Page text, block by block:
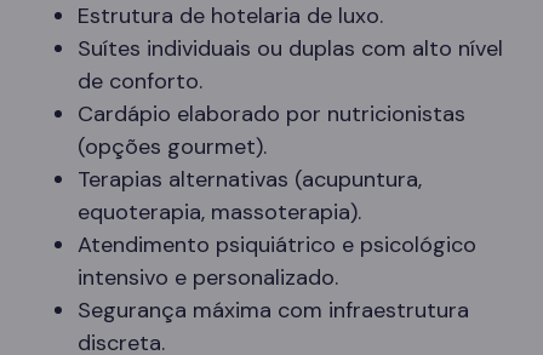
Estrutura de hotelaria de luxo.
Suítes individuais ou duplas com alto nível
de conforto.
Cardápio elaborado por nutricionistas
(opções gourmet).
Terapias alternativas (acupuntura,
equoterapia, massoterapia).
Atendimento psiquiátrico e psicológico
intensivo e personalizado.
Segurança máxima com infraestrutura
discreta.